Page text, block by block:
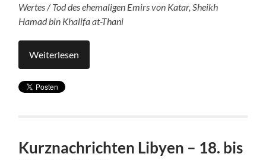
Wertes / Tod des ehemaligen Emirs von Katar, Sheikh
Hamad bin Khalifa at-Thani
Weiterlesen
Kurznachrichten Libyen – 18. bis